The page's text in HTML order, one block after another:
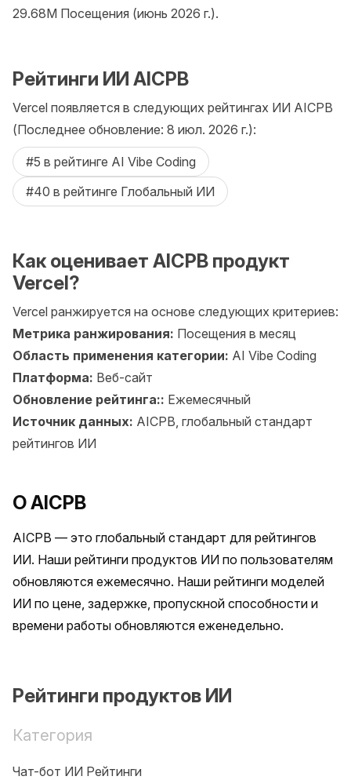
29.68M Посещения (июнь 2026 г.).
Рейтинги ИИ AICPB
Vercel появляется в следующих рейтингах ИИ AICPB
(Последнее обновление: 8 июл. 2026 г.):
#5 в рейтинге AI Vibe Coding
#40 в рейтинге Глобальный ИИ
Как оценивает AICPB продукт
Vercel?
Vercel ранжируется на основе следующих критериев:
Метрика ранжирования: Посещения в месяц
Область применения категории: AI Vibe Coding
Платформа: Веб-сайт
Обновление рейтинга:: Ежемесячный
Источник данных: AICPB, глобальный стандарт
рейтингов ИИ
О AICPB
AICPB — это глобальный стандарт для рейтингов
ИИ. Наши рейтинги продуктов ИИ по пользователям
обновляются ежемесячно. Наши рейтинги моделей
ИИ по цене, задержке, пропускной способности и
времени работы обновляются еженедельно.
Рейтинги продуктов ИИ
Категория
Чат-бот ИИ Рейтинги